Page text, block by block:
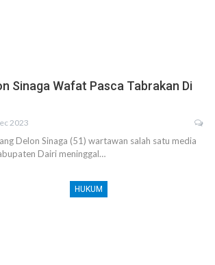
Sinaga Wafat Pasca Tabrakan Di
2023
Delon Sinaga (51) wartawan salah satu media
Dairi meninggal…
HUKUM